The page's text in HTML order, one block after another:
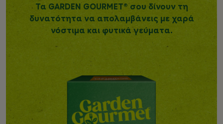
Τα GARDEN GOURMET® σου δίνουν τη
δυνατότητα να απολαμβάνεις με χαρά
νόστιμα και φυτικά γεύματα.